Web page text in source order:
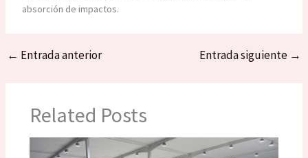
absorción de impactos.
← Entrada anterior Entrada siguiente →
Related Posts